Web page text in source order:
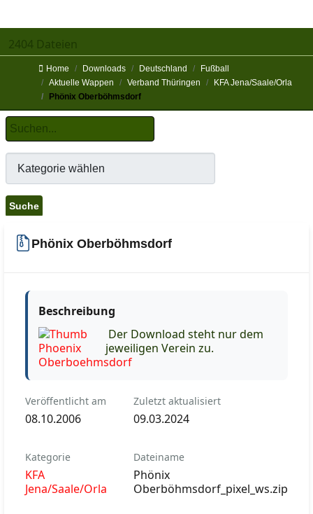
2404 Dateien
Home Downloads Deutschland
Fußball
Aktuelle Wappen
Verband Thüringen
KFA Jena/Saale/Orla
Phönix Oberböhmsdorf
Phönix Oberböhmsdorf
Beschreibung
Der Download steht nur dem
jeweiligen Verein zu.
Veröffentlicht am
08.10.2006
Zuletzt aktualisiert
09.03.2024
Kategorie
KFA
Jena/Saale/Orla
Dateiname
Phönix
Oberböhmsdorf_pixel_ws.zip